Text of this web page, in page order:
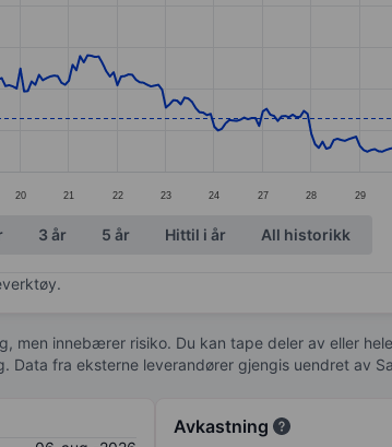
from 9.48 to 13.23.
20 21 22 23 24 27 28 29
3 år 5 år Hittil i år All historikk
men innebærer risiko. Du kan tape deler av eller
fra eksterne leverandører gjengis uendret av
Avkastning